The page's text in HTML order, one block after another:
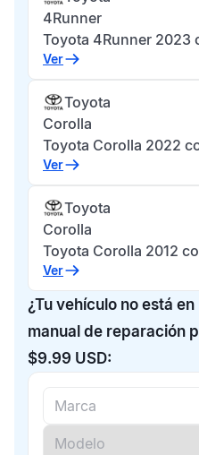
4Runner
Toyota 4Runner 2023
Ver
Toyota
Corolla
Toyota Corolla 2022
Ver
Toyota
Corolla
Toyota Corolla 2012
Ver
¿Tu vehículo no está
manual de reparación
$9.99 USD: